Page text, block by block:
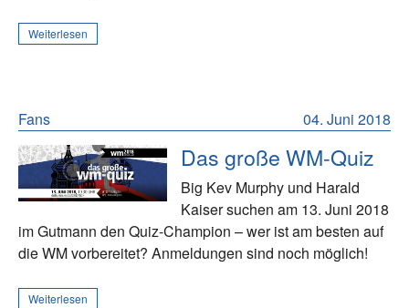
Weiterlesen
04. Juni 2018
Fans
Das große WM-Quiz
Big Kev Murphy und Harald
Kaiser suchen am 13. Juni 2018
im Gutmann den Quiz-Champion – wer ist am besten auf
die WM vorbereitet? Anmeldungen sind noch möglich!
Weiterlesen